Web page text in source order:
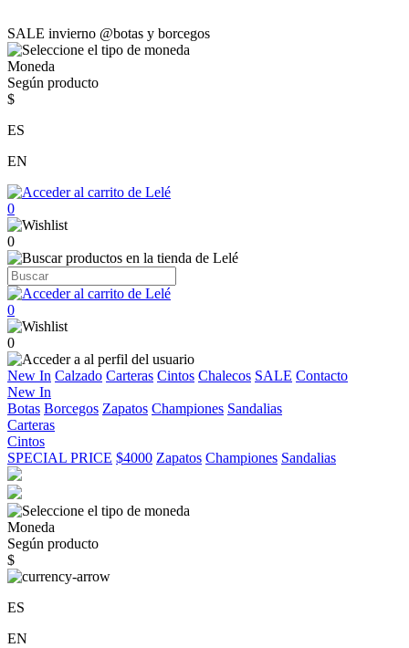
SALE invierno @botas y borcegos
Moneda
Según producto
$
ES
EN
0
0
0
0
New In Calzado Carteras Cintos Chalecos SALE Contacto
New In
Botas Borcegos Zapatos Championes Sandalias
Carteras
Cintos
SPECIAL PRICE $4000 Zapatos Championes Sandalias
Moneda
Según producto
$
ES
EN